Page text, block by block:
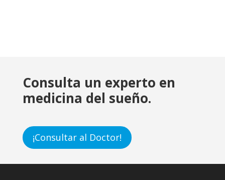
Consulta un experto en
medicina del sueño.
¡Consultar al Doctor!